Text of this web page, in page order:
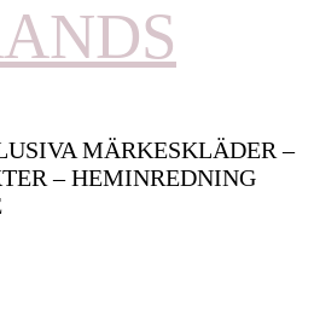
MÄRKESKLÄDER –
– HEMINREDNING